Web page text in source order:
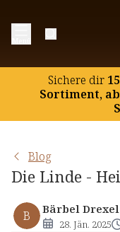
Sichere dir
Sortiment, ab
Blog
Die Linde -
B Bärbel
28. Jän. 2025
Hallo, liebe
Die Linde im Detail
Heilende Kräfte
Pflanze für
Lindenblüten